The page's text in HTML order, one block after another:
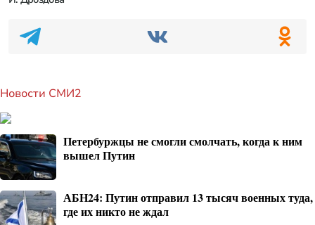
Новости СМИ2
Петербуржцы не смогли смолчать, когда к ним
вышел Путин
АБН24: Путин отправил 13 тысяч военных туда,
где их никто не ждал